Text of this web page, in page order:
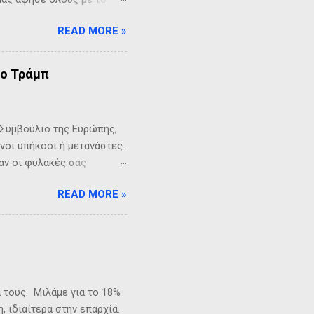
Φωτιές" στο
της «Πρωτοβουλίας
αγώνα σκληρό,
. Και οργανώσαμε
Αξιοποιώντας αυτό το
READ MORE »
ο Τράμπ
της Ευρώπης,
υπήκοοι ή μετανάστες.
οι φυλακές σας
να το τελειώσετε
ο οποίος χτύπησε
οι δηλώσεις του
την κατάσταση στην
καλά, διότι το βιώνει
READ MORE »
Μιλάμε για το 18%
στην επαρχία.